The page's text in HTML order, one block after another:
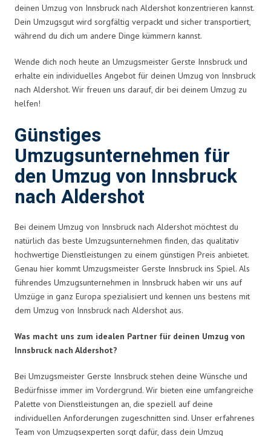
deinen Umzug von Innsbruck nach Aldershot konzentrieren kannst.
Dein Umzugsgut wird sorgfältig verpackt und sicher transportiert,
während du dich um andere Dinge kümmern kannst.
Wende dich noch heute an Umzugsmeister Gerste Innsbruck und
erhalte ein individuelles Angebot für deinen Umzug von Innsbruck
nach Aldershot. Wir freuen uns darauf, dir bei deinem Umzug zu
helfen!
Günstiges
Umzugsunternehmen für
den Umzug von Innsbruck
nach Aldershot
Bei deinem Umzug von Innsbruck nach Aldershot möchtest du
natürlich das beste Umzugsunternehmen finden, das qualitativ
hochwertige Dienstleistungen zu einem günstigen Preis anbietet.
Genau hier kommt Umzugsmeister Gerste Innsbruck ins Spiel. Als
führendes Umzugsunternehmen in Innsbruck haben wir uns auf
Umzüge in ganz Europa spezialisiert und kennen uns bestens mit
dem Umzug von Innsbruck nach Aldershot aus.
Was macht uns zum idealen Partner für deinen Umzug von
Innsbruck nach Aldershot?
Bei Umzugsmeister Gerste Innsbruck stehen deine Wünsche und
Bedürfnisse immer im Vordergrund. Wir bieten eine umfangreiche
Palette von Dienstleistungen an, die speziell auf deine
individuellen Anforderungen zugeschnitten sind. Unser erfahrenes
Team von Umzugsexperten sorgt dafür, dass dein Umzug